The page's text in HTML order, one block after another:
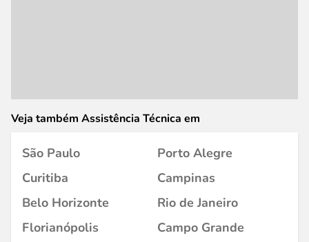
Veja também Assistência Técnica em
São Paulo
Porto Alegre
Curitiba
Campinas
Belo Horizonte
Rio de Janeiro
Florianópolis
Campo Grande